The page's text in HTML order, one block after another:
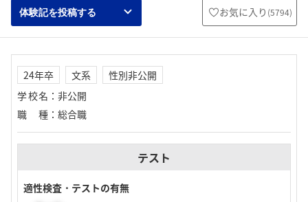
体験記を投稿する お気に入り (5794)
24年卒 文系
性別非公開
学校名 ： 非公開
職種 ： 総合職
テスト
適性検査・テストの有無